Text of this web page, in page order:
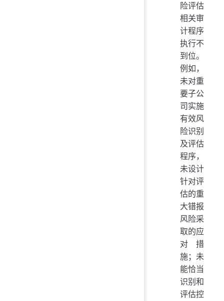
险评估
相关审
计程序
执行不
到位。
例如，
未对重
要子公
司实施
有效风
险识别
及评估
程序，
未设计
针对评
估的重
大错报
风险采
取的应
对措
施；未
能恰当
识别和
评估控